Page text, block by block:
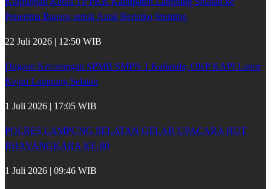
Penerima Bansos untuk Anak Berisiko Stunting
22 Juli 2026 | 12:50 WIB
Dugaan Kecurangan SPMB SMPN 1 Kalianda, OKP KAPI Lapor
Kejari Lampung Selatan
1 Juli 2026 | 17:05 WIB
POLRES LAMPUNG SELATAN GELAR UPACARA HUT
BHAYANGKARA KE-80
1 Juli 2026 | 09:46 WIB